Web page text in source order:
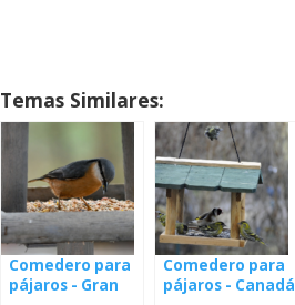
Temas Similares:
Comedero para
pájaros - Gran
Comedero para
pájaros - Canadá